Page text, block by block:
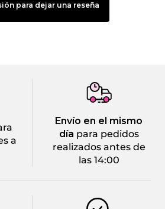
para dejar una reseña
a
Envío en el mismo
día para pedidos
realizados antes de
las 14:00